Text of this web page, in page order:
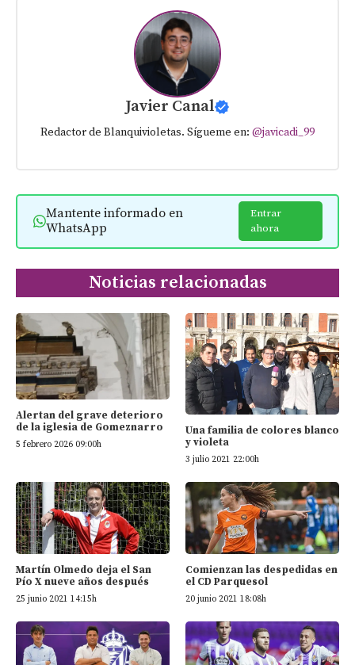
Javier Canal
Redactor de Blanquivioletas. Sígueme en: @javicadi_99
Mantente informado en
WhatsApp
Entrar
ahora
Noticias relacionadas
Alertan del grave deterioro
de la iglesia de Gomeznarro
5 febrero 2026 09:00h
Una familia de colores blanco
y violeta
3 julio 2021 22:00h
Martín Olmedo deja el San
Pío X nueve años después
25 junio 2021 14:15h
Comienzan las despedidas en
el CD Parquesol
20 junio 2021 18:08h